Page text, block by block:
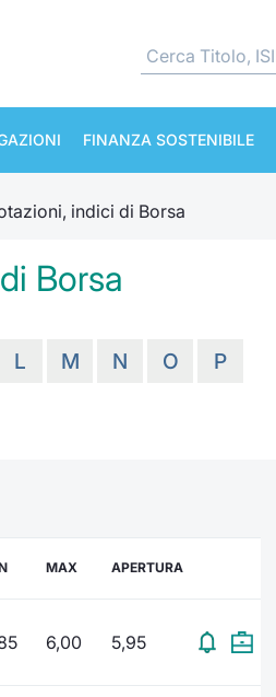
FINANZA SOSTENIBILE
indici di Borsa
Borsa
L M N O P
MAX APERTURA
6,00 5,95